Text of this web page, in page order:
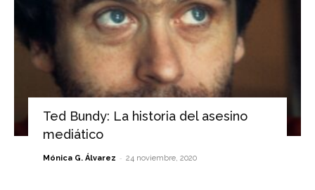
Ted Bundy: La historia del asesino
mediático
Mónica G. Álvarez - 24 noviembre, 2020